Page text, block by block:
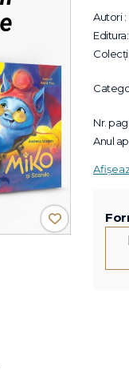
Autori :
Editura:
Nr.
Anul